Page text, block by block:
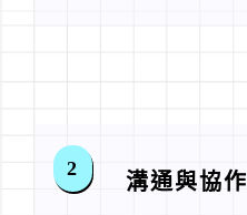
2
溝通與協作